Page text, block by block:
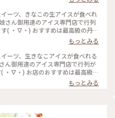
、ベリーを使ったものなど様々。
のかき氷、焼き菓子、クロックム
ーもあります。 こちらもアニメ・
ルメ #京都 #祇
#パフェ #きなこ #黒ゴマ #アイス
クリーム #かき氷 #フォトジェニック #名探偵コナン
ーツ、きなこの生アイスが食べれ
さん御用達のアイス専門店で行列
( ・∇・) おすすめは最高級の丹波
イス『できたてきなな』。(600円
保存料、卵を一切使ってません。
が最高で本当においしかったので
いお店の1つになりました♡ #京
ス#秋の味覚ゴーラー隊#きなこ
もっとみる
ーツ、生きなこアイスが食べれる
ん御用達のアイス専門店で行列が
・∇・) お店のおすすめは最高級の
生アイス『できたてきなな』。
加物、保存料、卵を一切使ってま
もっとみる